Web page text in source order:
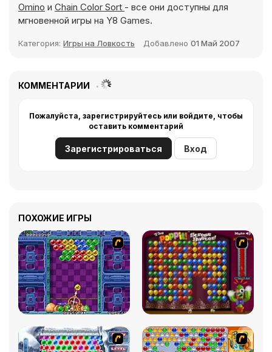
Omino и Chain Color Sort - все они доступны для
мгновенной игры на Y8 Games.
Категория: Игры на Ловкость Добавлено 01 Май 2007
КОММЕНТАРИИ
Пожалуйста, зарегистрируйтесь или войдите, чтобы
оставить комментарий
Зарегистрироваться Вход
ПОХОЖИЕ ИГРЫ